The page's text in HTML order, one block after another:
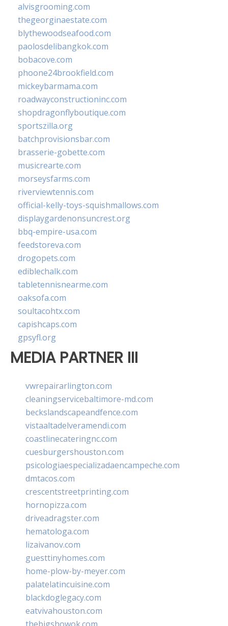
alvisgrooming.com
thegeorginaestate.com
blythewoodseafood.com
paolosdelibangkok.com
bobacove.com
phoone24brookfield.com
mickeybarmama.com
roadwayconstructioninc.com
shopdragonflyboutique.com
sportszilla.org
batchprovisionsbar.com
brasserie-gobette.com
musicrearte.com
morseysfarms.com
riverviewtennis.com
official-kelly-toys-squishmallows.com
displaygardenonsuncrest.org
bbq-empire-usa.com
feedstoreva.com
drogopets.com
ediblechalk.com
tabletennisnearme.com
oaksofa.com
soultacohtx.com
capishcaps.com
gpsyfl.org
MEDIA PARTNER III
vwrepairarlington.com
cleaningservicebaltimore-md.com
beckslandscapeandfence.com
vistaaltadelveramendi.com
coastlinecateringnc.com
cuesburgershouston.com
psicologiaespecializadaencampeche.com
dmtacos.com
crescentstreetprinting.com
hornopizza.com
driveadragster.com
hematologa.com
lizaivanov.com
guesttinyhomes.com
home-plow-by-meyer.com
palatelatincuisine.com
blackdoglegacy.com
eatvivahouston.com